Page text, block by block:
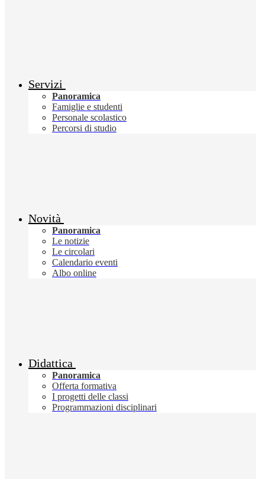
Servizi
Panoramica
Famiglie e studenti
Personale scolastico
Percorsi di studio
Novità
Panoramica
Le notizie
Le circolari
Calendario eventi
Albo online
Didattica
Panoramica
Offerta formativa
I progetti delle classi
Programmazioni disciplinari